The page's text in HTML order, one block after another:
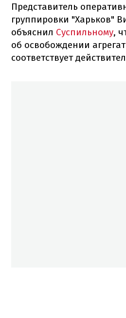
Представитель
группировки "Харьков"
объяснил Суспильному,
об освобождении
соответствует